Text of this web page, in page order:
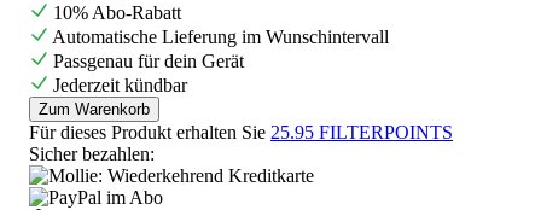
10% Abo-Rabatt
Automatische Lieferung im Wunschintervall
Passgenau für dein Gerät
Jederzeit kündbar
Zum Warenkorb
Für dieses Produkt erhalten Sie 25.95 FILTERPOINTS
Sicher bezahlen: